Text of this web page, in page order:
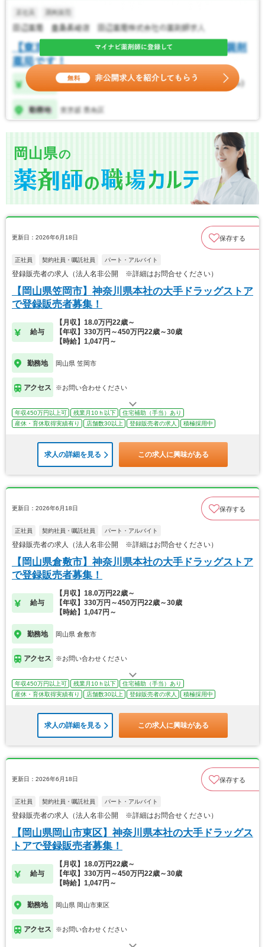
岡山県の
更新日：2026年6月18日 保存する
正社員 契約社員・嘱託社員 パート・アルバイト
登録販売者の求人（法人名非公開 ※詳細はお問合せください）
【岡山県笠岡市】神奈川県本社の大手ドラッグストア
で登録販売者募集！
給与
【月収】18.0万円22歳～
【年収】330万円～450万円22歳～30歳
【時給】1,047円～
勤務地 岡山県 笠岡市
アクセス ※お問い合わせください
年収450万円以上可 残業月10ｈ以下
住宅補助（手当）あり
産休・育休取得実績有り
店舗数30以上 登録販売者の求人 積極採用中
求人の詳細を見る この求人に興味がある
更新日：2026年6月18日 保存する
正社員 契約社員・嘱託社員 パート・アルバイト
登録販売者の求人（法人名非公開 ※詳細はお問合せください）
【岡山県倉敷市】神奈川県本社の大手ドラッグストア
で登録販売者募集！
給与
【月収】18.0万円22歳～
【年収】330万円～450万円22歳～30歳
【時給】1,047円～
勤務地 岡山県 倉敷市
アクセス ※お問い合わせください
年収450万円以上可 残業月10ｈ以下
住宅補助（手当）あり
産休・育休取得実績有り
店舗数30以上 登録販売者の求人 積極採用中
求人の詳細を見る この求人に興味がある
更新日：2026年6月18日 保存する
正社員 契約社員・嘱託社員 パート・アルバイト
登録販売者の求人（法人名非公開 ※詳細はお問合せください）
【岡山県岡山市東区】神奈川県本社の大手ドラッグス
トアで登録販売者募集！
給与
【月収】18.0万円22歳～
【年収】330万円～450万円22歳～30歳
【時給】1,047円～
勤務地 岡山県 岡山市東区
アクセス ※お問い合わせください